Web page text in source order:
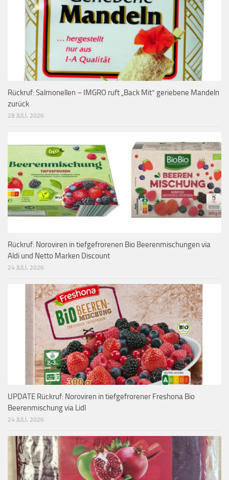
Rückruf: Salmonellen – IMGRO ruft „Back Mit“ geriebene Mandeln
zurück
28 JULI, 2026
Rückruf: Noroviren in tiefgefrorenen Bio Beerenmischungen via
Aldi und Netto Marken Discount
24 JULI, 2026
UPDATE Rückruf: Noroviren in tiefgefrorener Freshona Bio
Beerenmischung via Lidl
24 JULI, 2026